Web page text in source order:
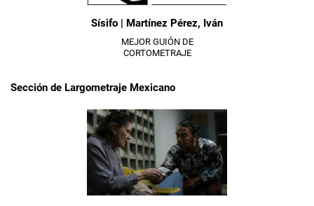
Sísifo | Martínez Pérez, Iván
MEJOR GUIÓN DE
CORTOMETRAJE
Sección de Largometraje Mexicano